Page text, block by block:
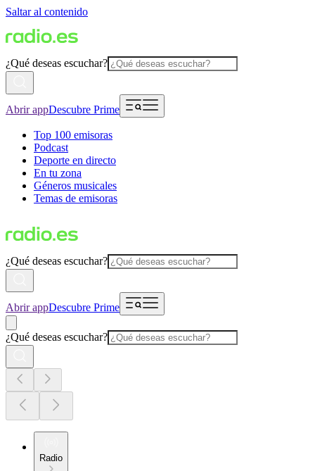
Saltar al contenido
¿Qué deseas escuchar?
Abrir appDescubre Prime
Top 100 emisoras
Podcast
Deporte en directo
En tu zona
Géneros musicales
Temas de emisoras
¿Qué deseas escuchar?
Abrir appDescubre Prime
¿Qué deseas escuchar?
Radio